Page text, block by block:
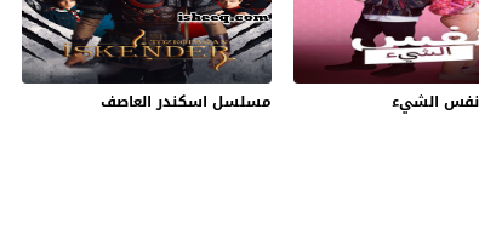
الشيء مسلسل اسكندر العاصف